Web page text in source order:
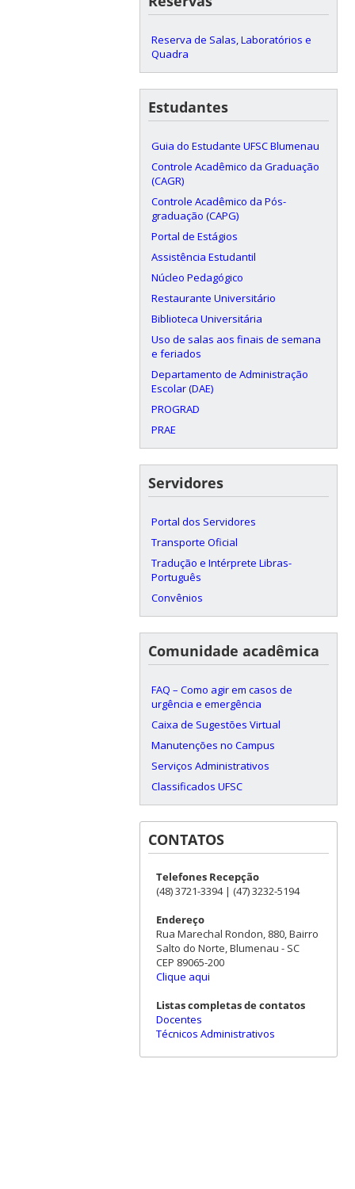
Reserva de Salas, Laboratórios e
Quadra
Estudantes
Guia do Estudante UFSC Blumenau
Controle Acadêmico da Graduação
(CAGR)
Controle Acadêmico da Pós-
graduação (CAPG)
Portal de Estágios
Assistência Estudantil
Núcleo Pedagógico
Restaurante Universitário
Biblioteca Universitária
Uso de salas aos finais de semana
e feriados
Departamento de Administração
Escolar (DAE)
PROGRAD
PRAE
Servidores
Portal dos Servidores
Transporte Oficial
Tradução e Intérprete Libras-
Português
Convênios
Comunidade acadêmica
FAQ – Como agir em casos de
urgência e emergência
Caixa de Sugestões Virtual
Manutenções no Campus
Serviços Administrativos
Classificados UFSC
CONTATOS
Telefones Recepção
(48) 3721-3394 | (47) 3232-5194
Endereço
Rua Marechal Rondon, 880, Bairro
Salto do Norte, Blumenau - SC
CEP 89065-200
Clique aqui
Listas completas de contatos
Docentes
Técnicos Administrativos